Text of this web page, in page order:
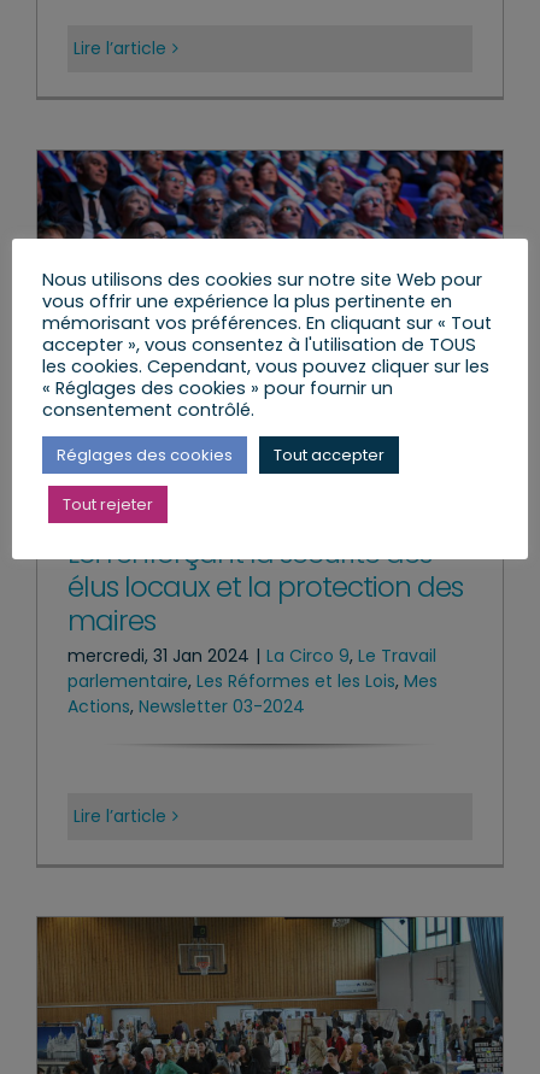
Lire l’article
Loi renforçant la sécurité des
élus locaux et la protection des
maires
mercredi, 31 Jan 2024 | La Circo 9, Le Travail
parlementaire, Les Réformes et les Lois, Mes
Actions, Newsletter 03-2024
Lire l’article
Nous utilisons des cookies sur notre site Web pour
vous offrir une expérience la plus pertinente en
mémorisant vos préférences. En cliquant sur « Tout
accepter », vous consentez à l'utilisation de TOUS
les cookies. Cependant, vous pouvez cliquer sur les
« Réglages des cookies » pour fournir un
consentement contrôlé.
Réglages des cookies Tout accepter
Tout rejeter